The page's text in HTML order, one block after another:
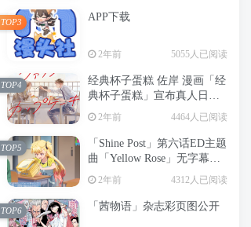
APP下载
2年前 5055人已阅读
TOP3
经典杯子蛋糕 佐岸 漫画「经
典杯子蛋糕」宣布真人日剧
化
2年前 4464人已阅读
TOP4
「Shine Post」第六话ED主题
曲「Yellow Rose」无字幕MV
公开
2年前 4312人已阅读
TOP5
「茜物语」杂志彩页图公开
TOP6
8697人已阅读
overlord卢贝多的龙王谁厉害
「Overlord」露普斯蕾琪娜·贝塔手办开...
申鹤原神wiki 申鹤诞辰祭
2年前 6199人已阅读
TOP2
APP下载
2年前 5055人已阅读
TOP3